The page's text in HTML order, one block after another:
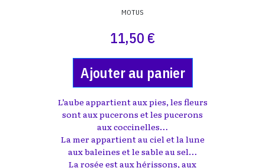
MOTUS
11,50 €
Ajouter au panier
L’aube appartient aux pies, les fleurs
sont aux pucerons et les pucerons
aux coccinelles…
La mer appartient au ciel et la lune
aux baleines et le sable au sel…
La rosée est aux hérissons, aux